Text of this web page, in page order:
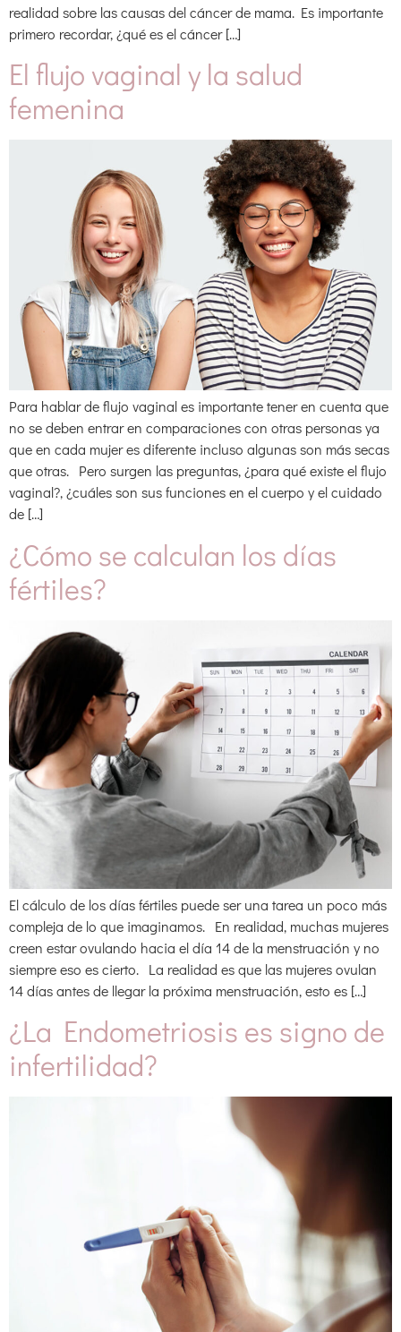
realidad sobre las causas del cáncer de mama. Es importante
primero recordar, ¿qué es el cáncer […]
El flujo vaginal y la salud
femenina
Para hablar de flujo vaginal es importante tener en cuenta que
no se deben entrar en comparaciones con otras personas ya
que en cada mujer es diferente incluso algunas son más secas
que otras. Pero surgen las preguntas, ¿para qué existe el flujo
vaginal?, ¿cuáles son sus funciones en el cuerpo y el cuidado
de […]
¿Cómo se calculan los días
fértiles?
El cálculo de los días fértiles puede ser una tarea un poco más
compleja de lo que imaginamos. En realidad, muchas mujeres
creen estar ovulando hacia el día 14 de la menstruación y no
siempre eso es cierto. La realidad es que las mujeres ovulan
14 días antes de llegar la próxima menstruación, esto es […]
¿La Endometriosis es signo de
infertilidad?